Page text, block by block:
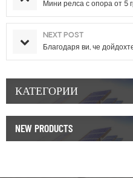
Мини релса с опора от 5
NEXT POST
Благодаря ви, че
КАТЕГОРИИ
NEW PRODUCTS